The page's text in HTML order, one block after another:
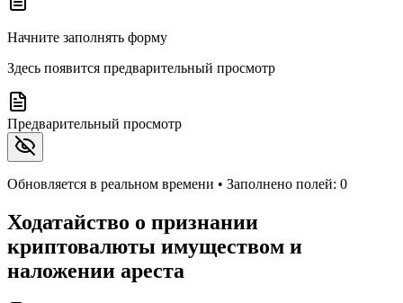
Начните заполнять форму
Здесь появится предварительный просмотр
Предварительный просмотр
Обновляется в реальном времени • Заполнено полей: 0
Ходатайство о признании
криптовалюты имуществом и
наложении ареста